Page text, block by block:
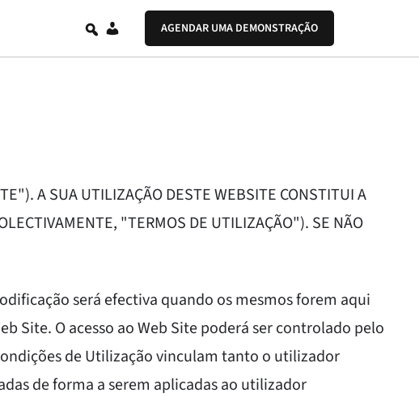
AGENDAR UMA DEMONSTRAÇÃO
A SUA UTILIZAÇÃO DESTE WEBSITE CONSTITUI A
"TERMOS DE UTILIZAÇÃO"). SE NÃO
será efectiva quando os mesmos forem aqui
Site. O acesso ao Web Site poderá ser controlado pelo
de Utilização vinculam tanto o utilizador
de forma a serem aplicadas ao utilizador